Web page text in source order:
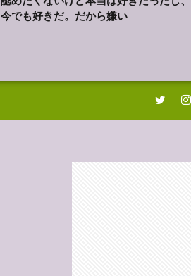
今でも好きだ。だから嫌い